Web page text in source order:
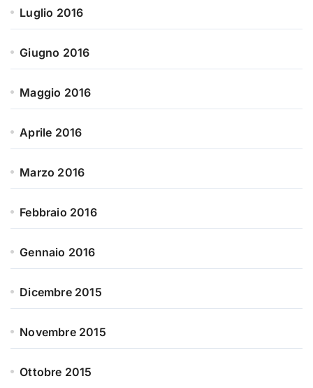
Luglio 2016
Giugno 2016
Maggio 2016
Aprile 2016
Marzo 2016
Febbraio 2016
Gennaio 2016
Dicembre 2015
Novembre 2015
Ottobre 2015